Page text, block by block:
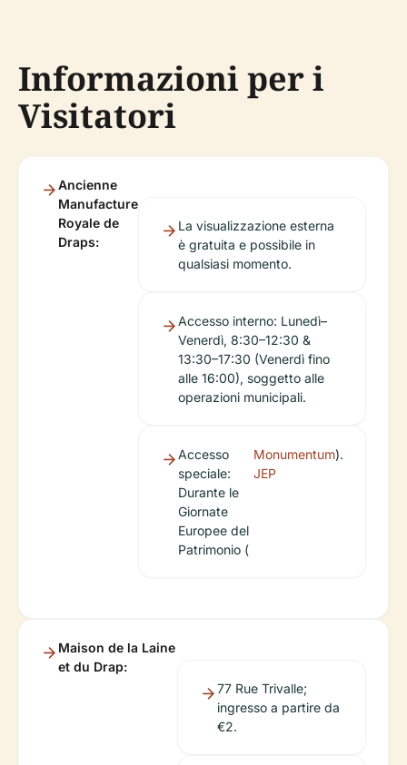
Informazioni per i
Visitatori
Ancienne
Manufacture
Royale de
Draps:
La visualizzazione esterna
è gratuita e possibile in
qualsiasi momento.
Accesso interno: Lunedì–
Venerdì, 8:30–12:30 &
13:30–17:30 (Venerdì fino
alle 16:00), soggetto alle
operazioni municipali.
Accesso
speciale:
Durante le
Giornate
Europee del
Patrimonio (
Monumentum
JEP
).
Maison de la Laine
et du Drap:
77 Rue Trivalle;
ingresso a partire da
€2.